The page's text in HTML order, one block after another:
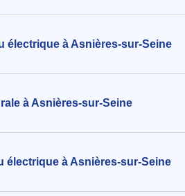
électrique à Asnières-sur-Seine
à Asnières-sur-Seine
électrique à Asnières-sur-Seine